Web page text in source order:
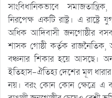
সাংবিধানিকভাবে
নিরপেক্ষ একটি রাষ্ট্র। এ
অধিক আদিবাসী জনগোষ্ঠীর
শাসক গোষ্ঠী কর্তৃক রাজনৈতিক,
বঞ্চনার শিকার হয়ে আসছে।
ইতিহাস-ঐতিহ্য দেশের মূল
নয়। বরং কোন কোন ক্ষেত্রে এ